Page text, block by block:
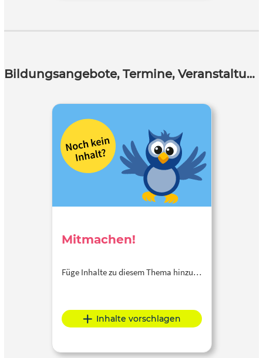
Bildungsangebote, Termine, Veranstaltungen
Mitmachen!
Füge Inhalte zu diesem Thema hinzu…
Inhalte vorschlagen